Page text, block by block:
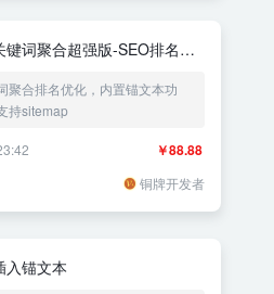
键词聚合超强版-SEO排名优
聚合排名优化，内置锚文本功
持sitemap
￥88.88
铜牌开发者
入锚文本